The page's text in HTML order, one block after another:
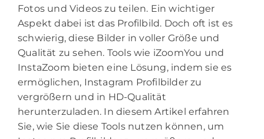
Fotos und Videos zu teilen. Ein wichtiger
Aspekt dabei ist das Profilbild. Doch oft ist es
schwierig, diese Bilder in voller Größe und
Qualität zu sehen. Tools wie iZoomYou und
InstaZoom bieten eine Lösung, indem sie es
ermöglichen, Instagram Profilbilder zu
vergrößern und in HD-Qualität
herunterzuladen. In diesem Artikel erfahren
Sie, wie Sie diese Tools nutzen können, um